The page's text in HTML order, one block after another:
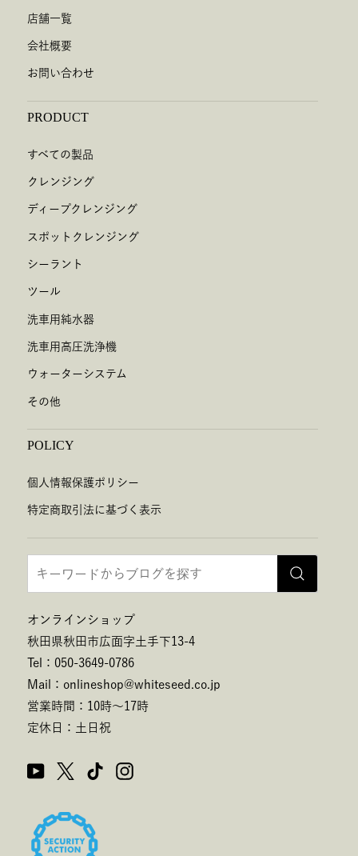
店舗一覧
会社概要
お問い合わせ
PRODUCT
すべての製品
クレンジング
ディープクレンジング
スポットクレンジング
シーラント
ツール
洗車用純水器
洗車用高圧洗浄機
ウォーターシステム
その他
POLICY
個人情報保護ポリシー
特定商取引法に基づく表示
オンラインショップ
秋田県秋田市広面字土手下13-4
Tel：050-3649-0786
Mail：onlineshop@whiteseed.co.jp
営業時間：10時～17時
定休日：土日祝